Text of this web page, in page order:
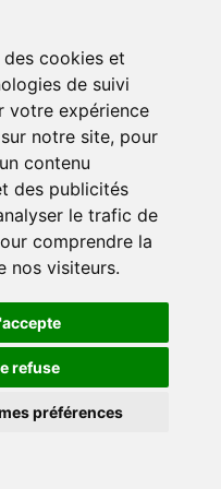
cookies et
de suivi
votre expérience
notre site, pour
contenu
des publicités
le trafic de
comprendre la
nos visiteurs.
refuse
préférences